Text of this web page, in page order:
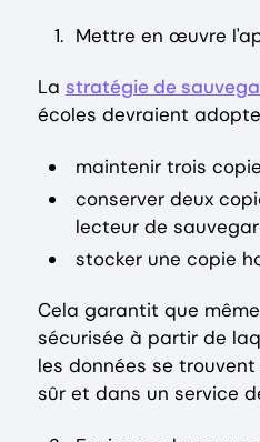
Mettre en œuvre
La stratégie de
écoles devraient
maintenir trois
conserver deux
lecteur de
stocker une copie
Cela garantit que
sécurisée à partir de
les données se
sûr et dans un service